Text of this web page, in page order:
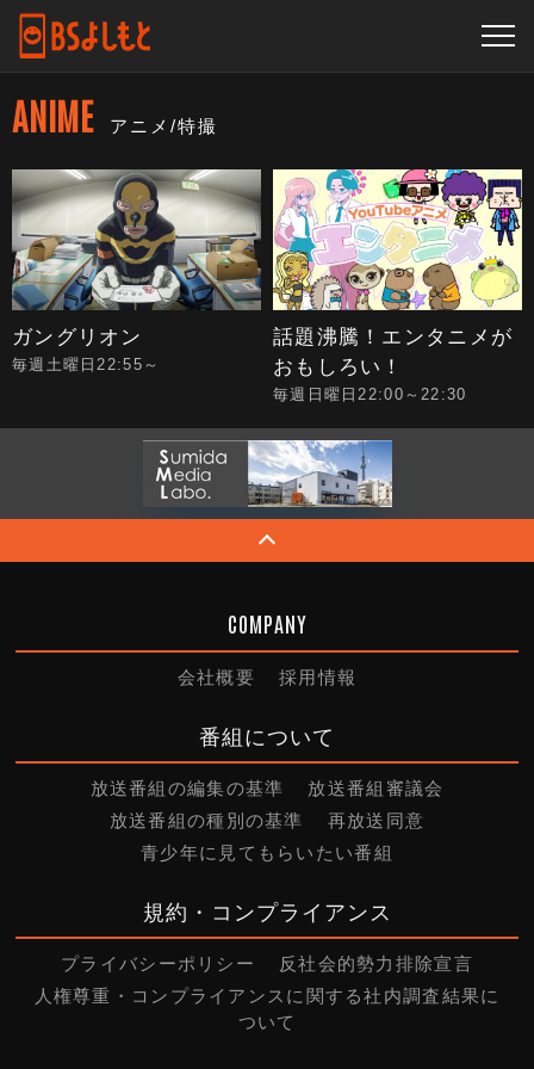
ANIME アニメ/特撮
ガングリオン
毎週土曜日22:55～
話題沸騰！エンタニメが
おもしろい！
毎週日曜日22:00～22:30
COMPANY
会社概要 採用情報
番組について
放送番組の編集の基準
放送番組審議会
放送番組の種別の基準
再放送同意
青少年に見てもらいたい番組
規約・コンプライアンス
プライバシーポリシー
反社会的勢力排除宣言
人権尊重・コンプライアンスに関する社内調査結果に
ついて